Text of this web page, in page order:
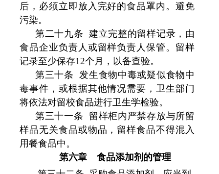
后，必须立即放入完好的食品罩内。避免
污染。
第二十九条
建立完整的留样记录，由
食品企业负责人或留样负责人保管。留样
记录至少保存12个月，以备查验。
第三十条
发生食物中毒或疑似食物中
毒事件，或根据其他情况需要，卫生部门
将依法对留校食品进行卫生学检验。
第三十一条 留样柜内严禁存放与所留
样品无关食品或物品，留样食品不得混入
用餐食品中。
第六章
食品添加剂的管理